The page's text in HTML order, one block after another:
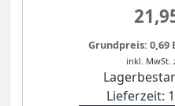
Grundpreis: 0,69
inkl. MwSt.
Lieferzeit: